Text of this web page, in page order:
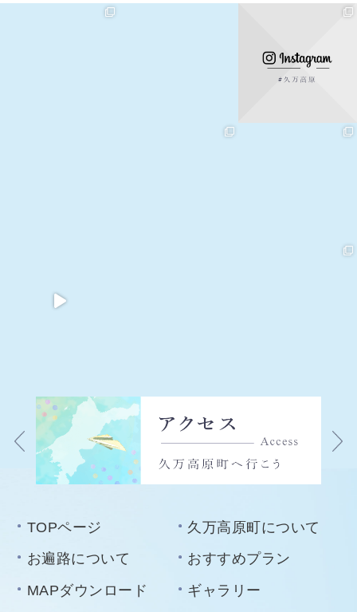
TOPページ
久万高原町について
お遍路について
おすすめプラン
MAPダウンロード
ギャラリー